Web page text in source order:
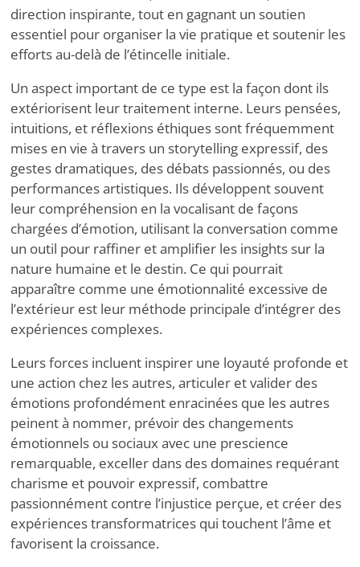
direction inspirante, tout en gagnant un soutien
essentiel pour organiser la vie pratique et soutenir les
efforts au-delà de l’étincelle initiale.
Un aspect important de ce type est la façon dont ils
extériorisent leur traitement interne. Leurs pensées,
intuitions, et réflexions éthiques sont fréquemment
mises en vie à travers un storytelling expressif, des
gestes dramatiques, des débats passionnés, ou des
performances artistiques. Ils développent souvent
leur compréhension en la vocalisant de façons
chargées d’émotion, utilisant la conversation comme
un outil pour raffiner et amplifier les insights sur la
nature humaine et le destin. Ce qui pourrait
apparaître comme une émotionnalité excessive de
l’extérieur est leur méthode principale d’intégrer des
expériences complexes.
Leurs forces incluent inspirer une loyauté profonde et
une action chez les autres, articuler et valider des
émotions profondément enracinées que les autres
peinent à nommer, prévoir des changements
émotionnels ou sociaux avec une prescience
remarquable, exceller dans des domaines requérant
charisme et pouvoir expressif, combattre
passionnément contre l’injustice perçue, et créer des
expériences transformatrices qui touchent l’âme et
favorisent la croissance.